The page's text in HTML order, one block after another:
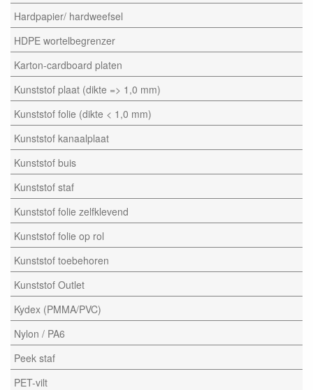
Hardpapier/ hardweefsel
HDPE wortelbegrenzer
Karton-cardboard platen
Kunststof plaat (dikte => 1,0 mm)
Kunststof folie (dikte < 1,0 mm)
Kunststof kanaalplaat
Kunststof buis
Kunststof staf
Kunststof folie zelfklevend
Kunststof folie op rol
Kunststof toebehoren
Kunststof Outlet
Kydex (PMMA/PVC)
Nylon / PA6
Peek staf
PET-vilt